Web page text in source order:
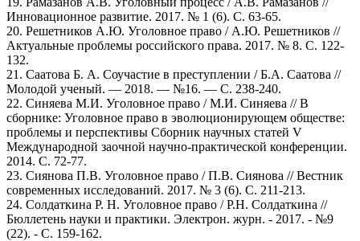
Инновационное развитие. 2017. № 1 (6). С. 63-65.
20. Решетников А.Ю. Уголовное право / А.Ю. Решетников //
Актуальные проблемы российского права. 2017. № 8. С. 122-
132.
21. Саатова Б. А. Соучастие в преступлении / Б.А. Саатова //
Молодой ученый. — 2018. — №16. — С. 238-240.
22. Синяева М.И. Уголовное право / М.И. Синяева // В
сборнике: Уголовное право в эволюционирующем обществе:
проблемы и перспективы Сборник научных статей V
Международной заочной научно-практической конференции.
2014. С. 72-77.
23. Сиянова П.В. Уголовное право / П.В. Сиянова // Вестник
современных исследований. 2017. № 3 (6). С. 211-213.
24. Солдаткина Р. Н. Уголовное право / Р.Н. Солдаткина //
Бюллетень науки и практики. Электрон. журн. - 2017. - №9
(22). - С. 159-162.